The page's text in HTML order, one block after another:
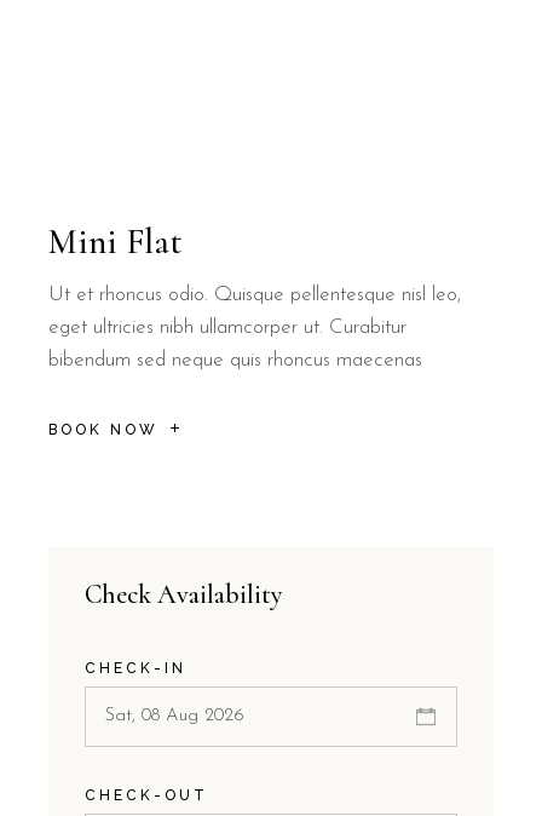
Mini Flat
Ut et rhoncus odio. Quisque pellentesque nisl leo,
eget ultricies nibh ullamcorper ut. Curabitur
bibendum sed neque quis rhoncus maecenas
BOOK NOW
Check Availability
CHECK-IN
CHECK-OUT